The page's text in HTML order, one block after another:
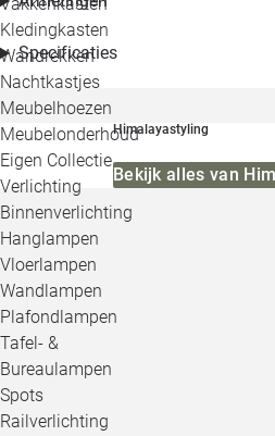
Kledingkasten
Wandrekken
Nachtkastjes
Meubelhoezen
Meubelonderhoud
Eigen Collectie
Verlichting
Binnenverlichting
Hanglampen
Vloerlampen
Wandlampen
Plafondlampen
Tafel- &
Bureaulampen
Spots
Railverlichting
Specificaties
Himalayastyling
Bekijk alles van